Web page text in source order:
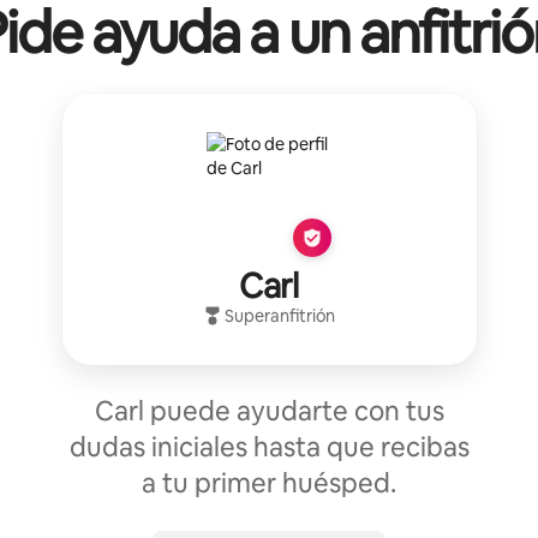
ayuda a un
Carl
Superanfitrión
Carl puede ayudarte con tus
dudas iniciales hasta que recibas
a tu primer huésped.